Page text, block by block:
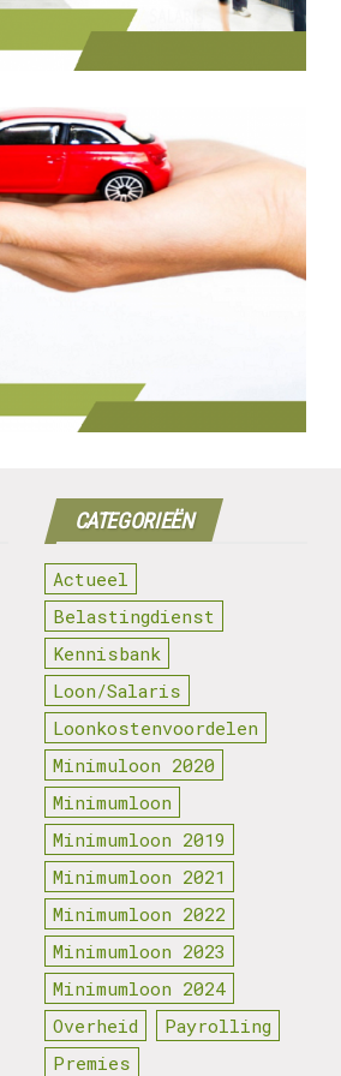
CATEGORIEËN
Actueel
Belastingdienst
Kennisbank
Loon/Salaris
Loonkostenvoordelen
Minimuloon 2020
Minimumloon
Minimumloon 2019
Minimumloon 2021
Minimumloon 2022
Minimumloon 2023
Minimumloon 2024
Overheid
Payrolling
Premies